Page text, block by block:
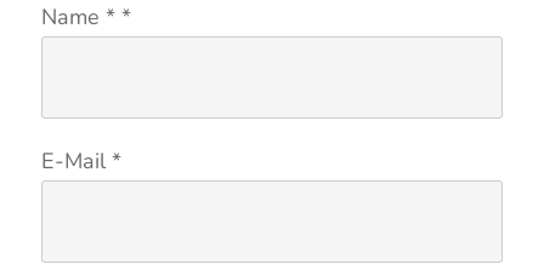
Name * *
E-Mail*